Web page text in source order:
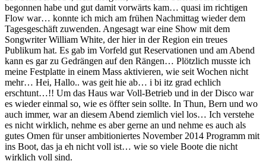
begonnen habe und gut damit vorwärts kam… quasi im richtigen
Flow war… konnte ich mich am frühen Nachmittag wieder dem
Tagesgeschäft zuwenden. Angesagt war eine Show mit dem
Songwriter William White, der hier in der Region ein treues
Publikum hat. Es gab im Vorfeld gut Reservationen und am Abend
kann es gar zu Gedrängen auf den Rängen… Plötzlich musste ich
meine Festplatte in einem Mass aktivieren, wie seit Wochen nicht
mehr… Hei, Hallo.. was geit hie ab… i bi itz grad echlich
erschtunt…!! Um das Haus war Voll-Betrieb und in der Disco war
es wieder einmal so, wie es öffter sein sollte. In Thun, Bern und wo
auch immer, war an diesem Abend ziemlich viel los… Ich verstehe
es nicht wirklich, nehme es aber gerne an und nehme es auch als
gutes Omen für unser ambitioniertes November 2014 Programm mit
ins Boot, das ja eh nicht voll ist… wie so viele Boote die nicht
wirklich voll sind.